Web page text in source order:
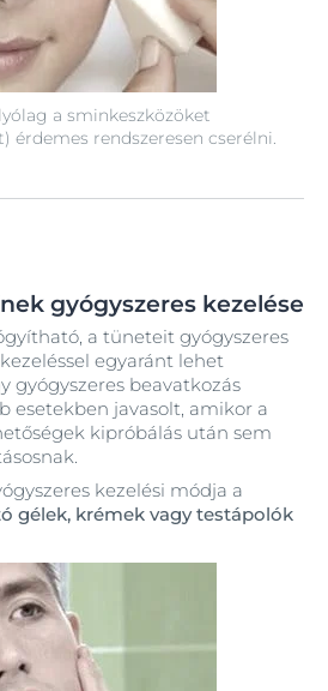
a sminkeszközöket
érdemes rendszeresen cserélni.
gyógyszeres kezelése
a tüneteit gyógyszeres
egyaránt lehet
gyógyszeres beavatkozás
esetekben javasolt, amikor a
kipróbálás után sem
kezelési módja a
gélek, krémek vagy testápolók